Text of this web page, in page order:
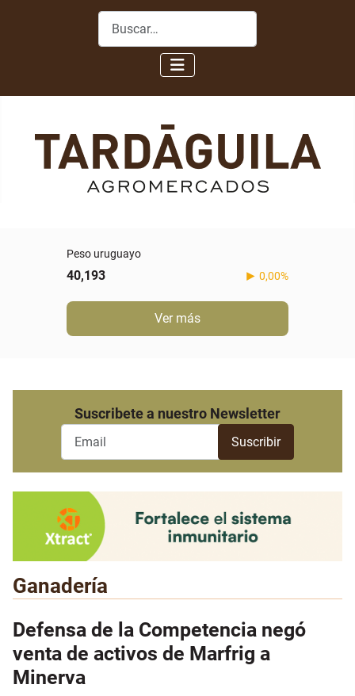
Buscar
Peso uruguayo
40,193 0,00%
Ver más
Suscribete a nuestro Newsletter
Ganadería
Defensa de la Competencia negó
venta de activos de Marfrig a
Minerva